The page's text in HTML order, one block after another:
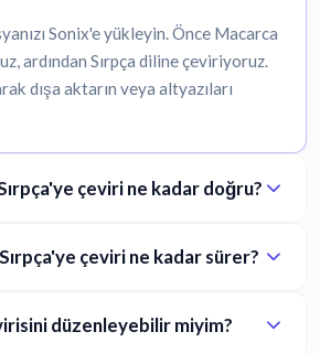
Sonix'e yükleyin. Önce Macarca
ardından Sırpça diline çeviriyoruz.
dışa aktarın veya altyazıları
çeviri ne kadar doğru?
çeviri ne kadar sürer?
düzenleyebilir miyim?